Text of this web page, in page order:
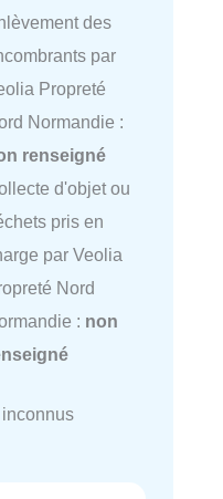
des
par
Propreté
Normandie :
renseigné
d'objet ou
pris en
par Veolia
Nord
: non